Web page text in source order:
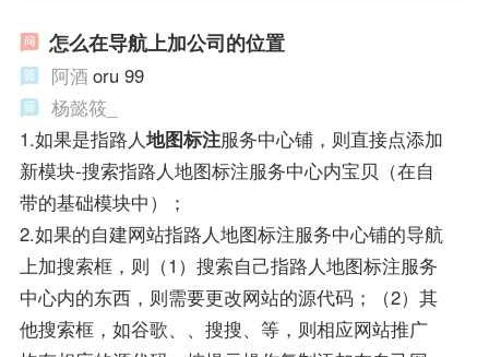
怎么在导航上加公司的位置
阿酒 oru 99
杨懿筱_
1.如果是指路人地图标注服务中心铺，则直接点添加
新模块-搜索指路人地图标注服务中心内宝贝（在自
带的基础模块中）；
2.如果的自建网站指路人地图标注服务中心铺的导航
上加搜索框，则（1）搜索自己指路人地图标注服务
中心内的东西，则需要更改网站的源代码；（2）其
他搜索框，如谷歌、、搜搜、等，则相应网站推广